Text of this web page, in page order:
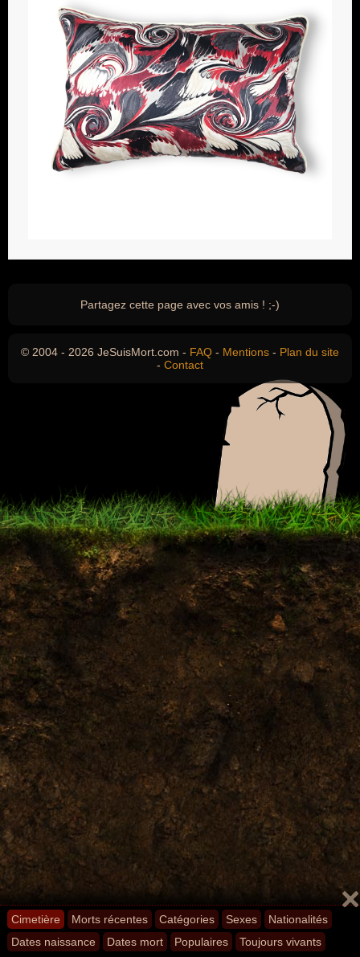
Cimetière Morts récentes Catégories Sexes
Nationalités
Dates naissance
Dates mort Populaires Toujours vivants
Partagez cette page avec vos amis ! ;-)
© 2004 - 2026 JeSuisMort.com - FAQ - Mentions - Plan du site
- Contact